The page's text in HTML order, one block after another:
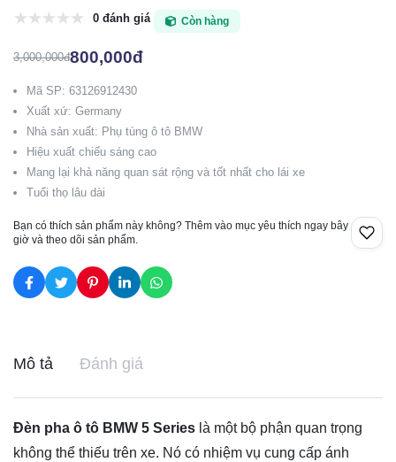
0 đánh giá Còn hàng
3,000,000đ800,000đ
Mã SP: 63126912430
Xuất xứ: Germany
Nhà sản xuất: Phụ tùng ô tô BMW
Hiệu xuất chiếu sáng cao
Mang lại khả năng quan sát rộng và tốt nhất cho lái xe
Tuổi thọ lâu dài
Bạn có thích sản phẩm này không? Thêm vào mục yêu thích ngay bây
giờ và theo dõi sản phẩm.
Mô tả Đánh giá
Đèn pha ô tô BMW 5 Series là một bộ phận quan trọng
không thể thiếu trên xe. Nó có nhiệm vụ cung cấp ánh